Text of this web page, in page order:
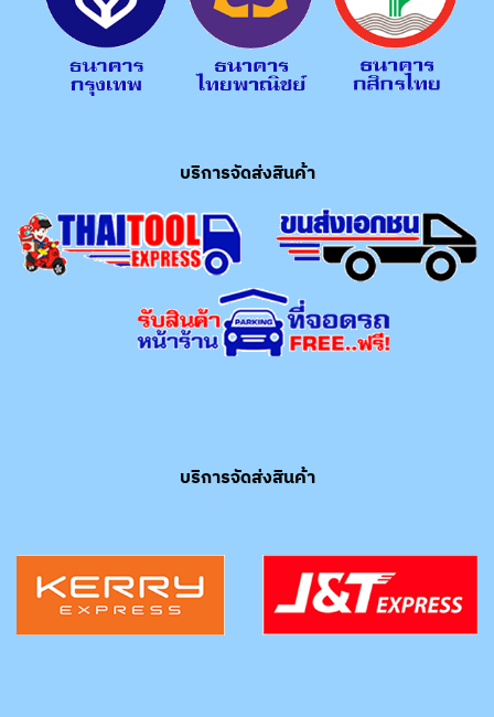
บริการจัดส่งสินค้า
บริการจัดส่งสินค้า